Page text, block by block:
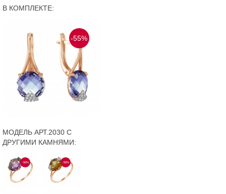
В КОМПЛЕКТЕ:
-55%
МОДЕЛЬ АРТ.2030 С
ДРУГИМИ КАМНЯМИ:
-50% -50%